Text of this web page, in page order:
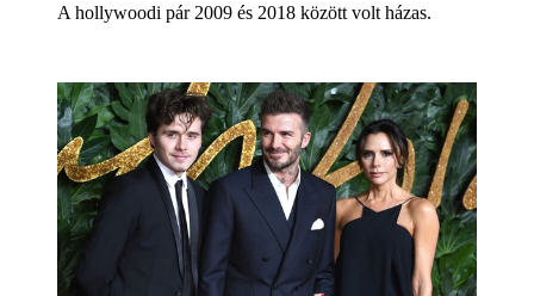
A hollywoodi pár 2009 és 2018 között volt házas.